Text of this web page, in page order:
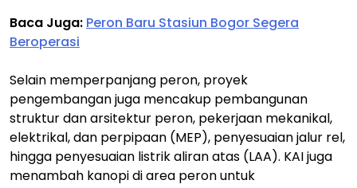
Baca Juga: Peron Baru Stasiun Bogor Segera
Beroperasi
Selain memperpanjang peron, proyek
pengembangan juga mencakup pembangunan
struktur dan arsitektur peron, pekerjaan mekanikal,
elektrikal, dan perpipaan (MEP), penyesuaian jalur rel,
hingga penyesuaian listrik aliran atas (LAA). KAI juga
menambah kanopi di area peron untuk